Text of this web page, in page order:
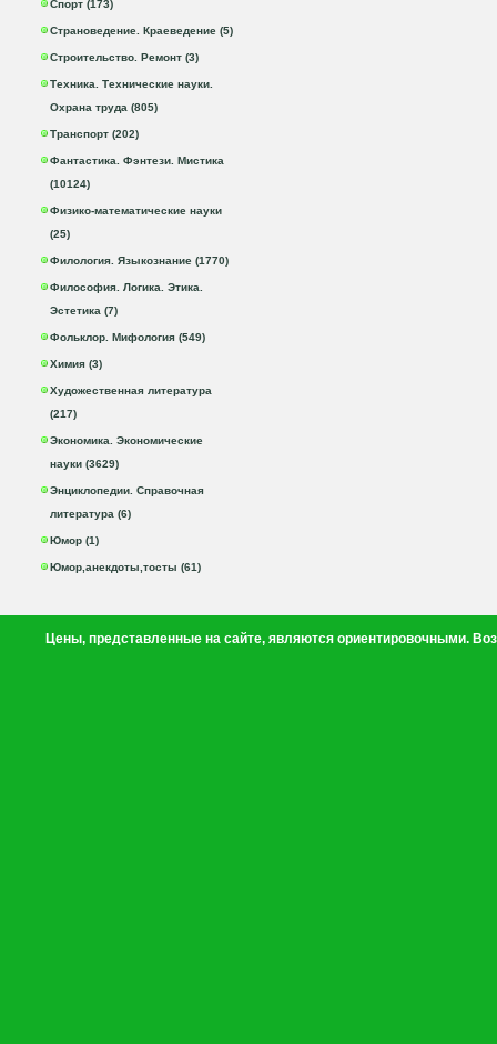
Спорт (173)
Страноведение. Краеведение (5)
Строительство. Ремонт (3)
Техника. Технические науки.
Охрана труда (805)
Транспорт (202)
Фантастика. Фэнтези. Мистика
(10124)
Физико-математические науки
(25)
Филология. Языкознание (1770)
Философия. Логика. Этика.
Эстетика (7)
Фольклор. Мифология (549)
Химия (3)
Художественная литература
(217)
Экономика. Экономические
науки (3629)
Энциклопедии. Справочная
литература (6)
Юмор (1)
Юмор,анекдоты,тосты (61)
Цены, представленные на сайте, являются ориентировочными.